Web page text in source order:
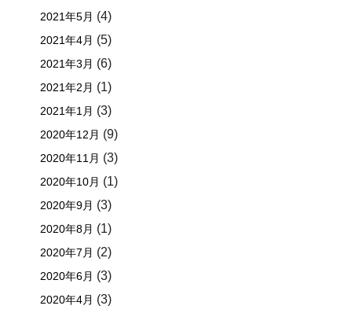
2021年5月 (4)
2021年4月 (5)
2021年3月 (6)
2021年2月 (1)
2021年1月 (3)
2020年12月 (9)
2020年11月 (3)
2020年10月 (1)
2020年9月 (3)
2020年8月 (1)
2020年7月 (2)
2020年6月 (3)
2020年4月 (3)